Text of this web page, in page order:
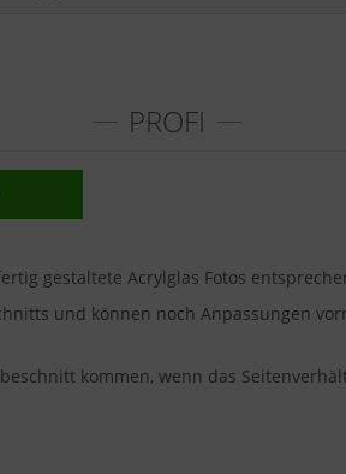
PROFI
gestaltete Acrylglas Fotos
und können noch Anpassungen
kommen, wenn das